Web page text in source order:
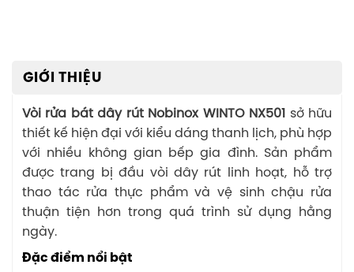
GIỚI THIỆU
Vòi rửa bát dây rút Nobinox WINTO NX501 sở hữu
thiết kế hiện đại với kiểu dáng thanh lịch, phù hợp
với nhiều không gian bếp gia đình. Sản phẩm
được trang bị đầu vòi dây rút linh hoạt, hỗ trợ
thao tác rửa thực phẩm và vệ sinh chậu rửa
thuận tiện hơn trong quá trình sử dụng hằng
ngày.
Đặc điểm nổi bật